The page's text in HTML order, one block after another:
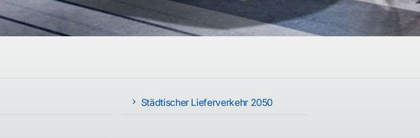
Städtischer Lieferverkehr 2050